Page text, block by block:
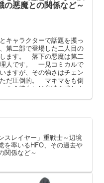
の悪魔との関係など～
キャラクターで話題を攫っ
第二部で登場した二人目の
ます。 落下の悪魔は第二
人です。 一見コミカルで
ますが、その強さはチェン
だ圧倒的。 マキマをも倒
さえ彼女には意味を成しま
スレイヤー」重戦士～辺境
を率いるHFO、その過去や
関係など～